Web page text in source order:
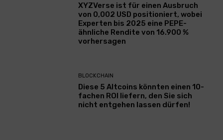
XYZVerse ist für einen Ausbruch
von 0,002 USD positioniert, wobei
Experten bis 2025 eine PEPE-
ähnliche Rendite von 16.900 %
vorhersagen
BLOCKCHAIN
Diese 5 Altcoins könnten einen 10-
fachen ROI liefern, den Sie sich
nicht entgehen lassen dürfen!